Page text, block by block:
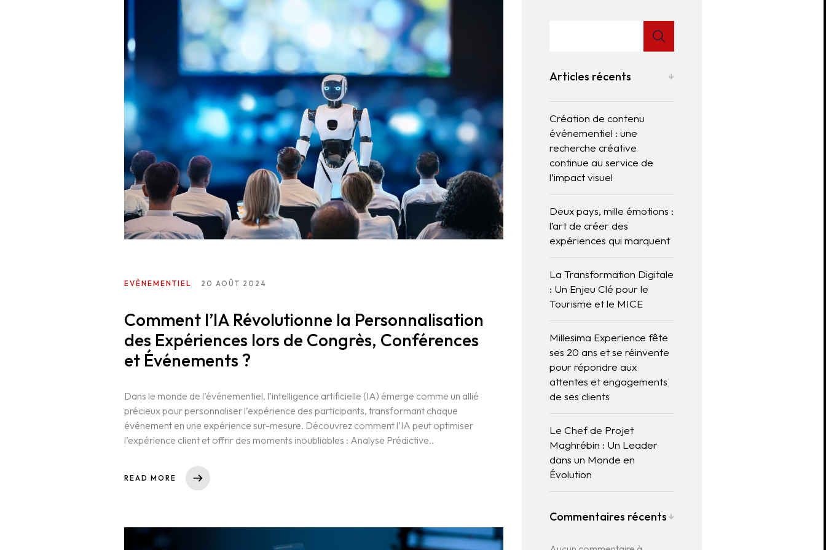
EVÈNEMENTIEL 20 AOÛT 2024
Comment l’IA Révolutionne la Personnalisation
des Expériences lors de Congrès, Conférences
et Événements ?
Dans le monde de l’événementiel, l’intelligence artificielle (IA) émerge comme un allié
précieux pour personnaliser l’expérience des participants, transformant chaque
événement en une expérience sur-mesure. Découvrez comment l’IA peut optimiser
l’expérience client et offrir des moments inoubliables : Analyse Prédictive..
READ MORE
Articles récents
Création de contenu
événementiel : une
recherche créative
continue au service de
l’impact visuel
Deux pays, mille émotions :
l’art de créer des
expériences qui marquent
La Transformation Digitale
: Un Enjeu Clé pour le
Tourisme et le MICE
Millesima Experience fête
ses 20 ans et se réinvente
pour répondre aux
attentes et engagements
de ses clients
Le Chef de Projet
Maghrébin : Un Leader
dans un Monde en
Évolution
Commentaires récents